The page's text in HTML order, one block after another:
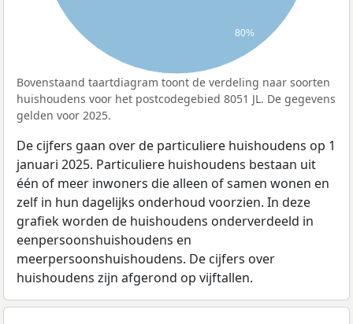
80%
Bovenstaand taartdiagram toont de verdeling naar soorten
huishoudens voor het postcodegebied 8051 JL. De gegevens
gelden voor 2025.
De cijfers gaan over de particuliere huishoudens op 1
januari 2025. Particuliere huishoudens bestaan uit
één of meer inwoners die alleen of samen wonen en
zelf in hun dagelijks onderhoud voorzien. In deze
grafiek worden de huishoudens onderverdeeld in
eenpersoonshuishoudens en
meerpersoonshuishoudens. De cijfers over
huishoudens zijn afgerond op vijftallen.